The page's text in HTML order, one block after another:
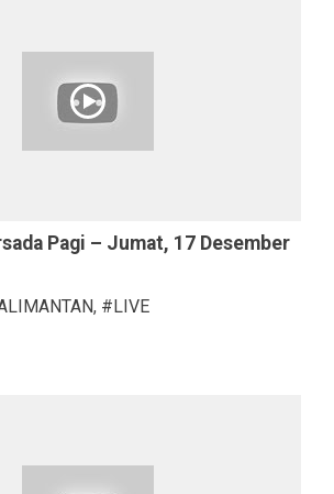
Pagi – Jumat, 17 Desember
, #LIVE